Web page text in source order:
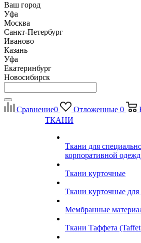
Ваш город
Уфа
Москва
Санкт-Петербург
Иваново
Казань
Уфа
Екатеринбург
Новосибирск
Сравнение0 Отложенные 0
ТКАНИ
Ткани для
корпоративной
Ткани курточные
Ткани курточные
Мембранные
Ткани Таффета